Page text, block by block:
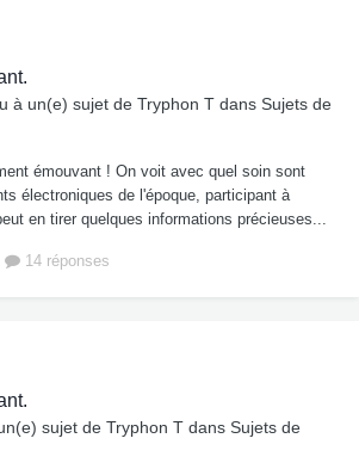
à un(e) sujet de Tryphon T dans Sujets de
émouvant ! On voit avec quel soin sont
électroniques de l'époque, participant à
en tirer quelques informations précieuses...
14 réponses
sujet de Tryphon T dans Sujets de